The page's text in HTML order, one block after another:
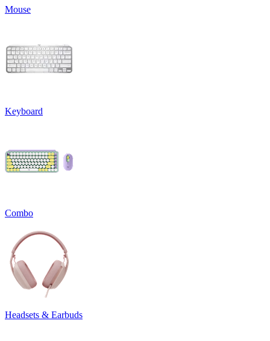
Mouse
Keyboard
Combo
Headsets & Earbuds